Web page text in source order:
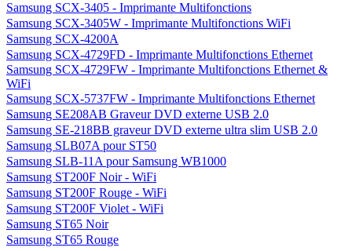
Samsung SCX-3405 - Imprimante Multifonctions
Samsung SCX-3405W - Imprimante Multifonctions WiFi
Samsung SCX-4200A
Samsung SCX-4729FD - Imprimante Multifonctions Ethernet
Samsung SCX-4729FW - Imprimante Multifonctions Ethernet &
WiFi
Samsung SCX-5737FW - Imprimante Multifonctions Ethernet
Samsung SE208AB Graveur DVD externe USB 2.0
Samsung SE-218BB graveur DVD externe ultra slim USB 2.0
Samsung SLB07A pour ST50
Samsung SLB-11A pour Samsung WB1000
Samsung ST200F Noir - WiFi
Samsung ST200F Rouge - WiFi
Samsung ST200F Violet - WiFi
Samsung ST65 Noir
Samsung ST65 Rouge